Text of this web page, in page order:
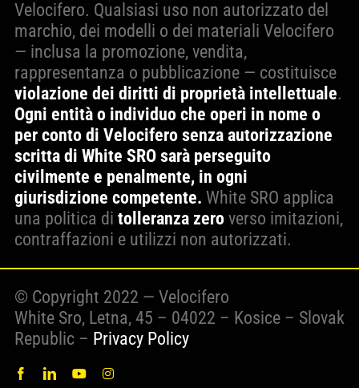
Velocifero. Qualsiasi uso non autorizzato del
marchio, dei modelli o dei materiali Velocifero
— inclusa la promozione, vendita,
rappresentanza o pubblicazione — costituisce
violazione dei diritti di proprietà intellettuale.
Ogni entità o individuo che operi in nome o
per conto di Velocifero senza autorizzazione
scritta di White SRO sarà perseguito
civilmente e penalmente, in ogni
giurisdizione competente. White SRO applica
una politica di tolleranza zero verso imitazioni,
contraffazioni e utilizzi non autorizzati.
© Copyright 2022 — Velocifero
White Sro, Letna, 45 – 04022 – Kosice – Slovak
Republic – Privacy Policy